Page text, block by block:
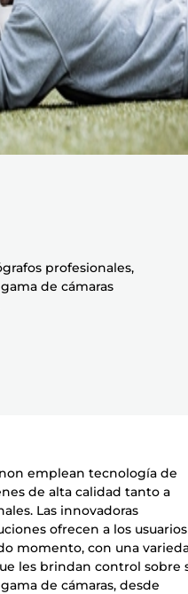
profesionales,
de cámaras
emplean tecnología de
de alta calidad tanto a
Las innovadoras
ofrecen a los usuarios
momento, con una
les brindan control sobre
de cámaras, desde